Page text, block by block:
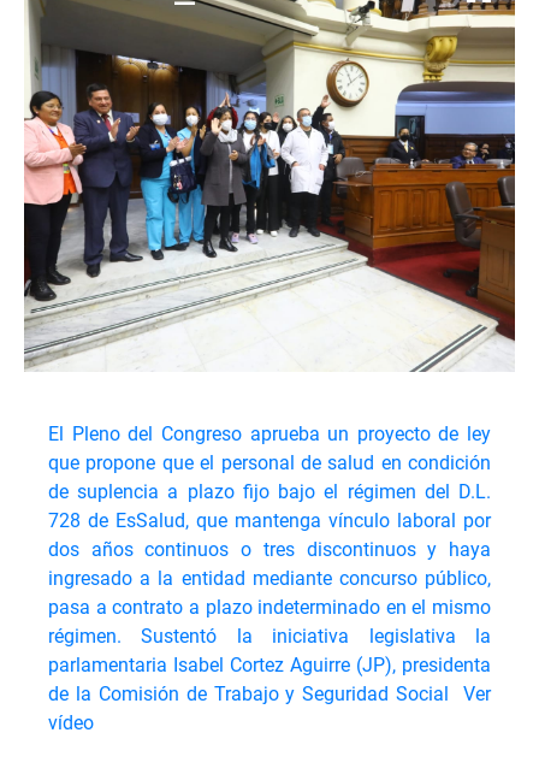
El Pleno del Congreso aprueba un proyecto de ley
que propone que el personal de salud en condición
de suplencia a plazo fijo bajo el régimen del D.L.
728 de EsSalud, que mantenga vínculo laboral por
dos años continuos o tres discontinuos y haya
ingresado a la entidad mediante concurso público,
pasa a contrato a plazo indeterminado en el mismo
régimen. Sustentó la iniciativa legislativa la
parlamentaria Isabel Cortez Aguirre (JP), presidenta
de la Comisión de Trabajo y Seguridad Social
Ver
vídeo